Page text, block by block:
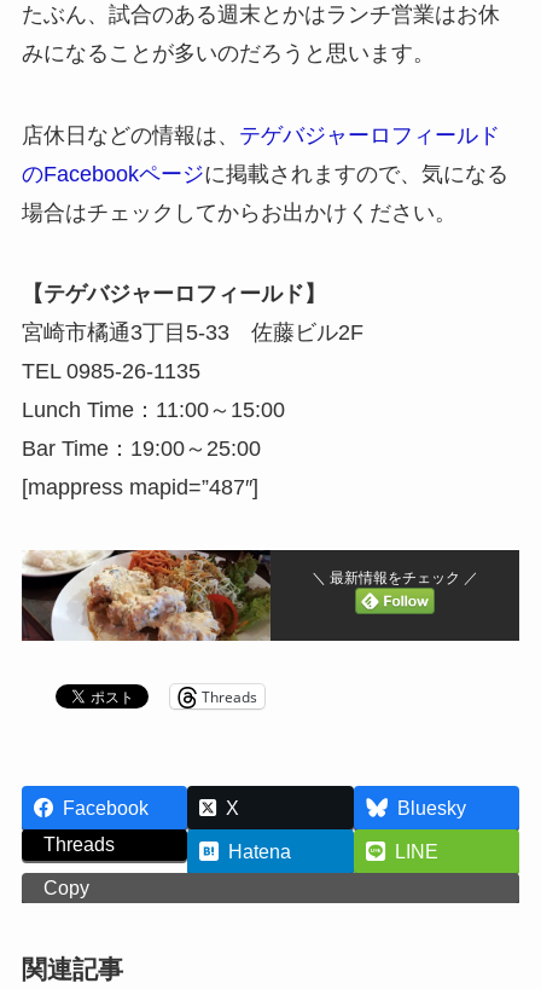
たぶん、試合のある週末とかはランチ営業はお休
みになることが多いのだろうと思います。
店休日などの情報は、 テゲバジャーロフィールド
のFacebookページに掲載されますので、気になる
場合はチェックしてからお出かけください。
【テゲバジャーロフィールド】
宮崎市橘通3丁目5-33 佐藤ビル2F
TEL 0985-26-1135
Lunch Time：11:00～15:00
Bar Time：19:00～25:00
[mappress mapid=”487″]
＼ 最新情報をチェック ／
Threads
Facebook X
Bluesky
Threads
Hatena
LINE
Copy
関連記事